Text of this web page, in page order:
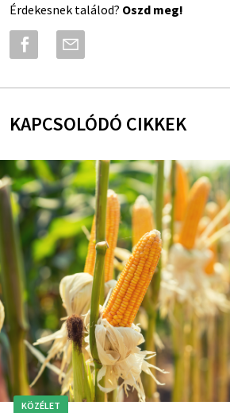
Érdekesnek találod? Oszd meg!
KAPCSOLÓDÓ CIKKEK
KÖZÉLET